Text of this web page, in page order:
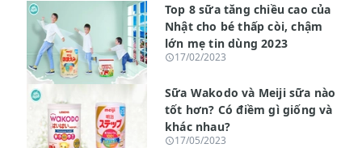
Top 8 sữa tăng chiều cao của
Nhật cho bé thấp còi, chậm
lớn mẹ tin dùng 2023
17/02/2023
Sữa Wakodo và Meiji sữa nào
tốt hơn? Có điềm gì giống và
khác nhau?
17/05/2023